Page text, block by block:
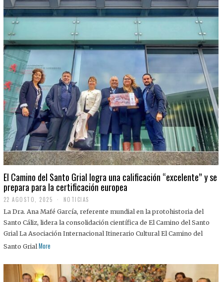
El Camino del Santo Grial logra una calificación “excelente” y se
prepara para la certificación europea
22 AGOSTO, 2025
2
A
G
O
S
2
NOTICIAS
La Dra. Ana Mafé García, referente mundial en la protohistoria del
Santo Cáliz, lidera la consolidación científica de El Camino del Santo
Grial La Asociación Internacional Itinerario Cultural El Camino del
Santo Grial More